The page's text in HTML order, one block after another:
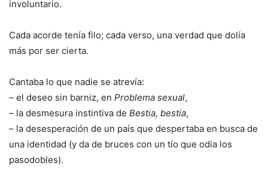
involuntario.
Cada acorde tenía filo; cada verso, una verdad que dolía
más por ser cierta.
Cantaba lo que nadie se atrevía:
– el deseo sin barniz, en Problema sexual,
– la desmesura instintiva de Bestia, bestia,
– la desesperación de un país que despertaba en busca de
una identidad (y da de bruces con un tío que odia los
pasodobles).